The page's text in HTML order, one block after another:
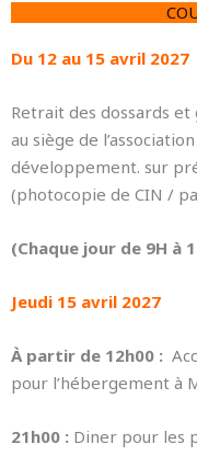
Du 12 au 15 avril 2027
Retrait des dossards
au siège de
développement. sur
(photocopie de CIN /
(Chaque jour de 9H à
Jeudi 15 avril 2027
À partir de 12h00 :
pour l’hébergement à
21h00 : Diner pour les